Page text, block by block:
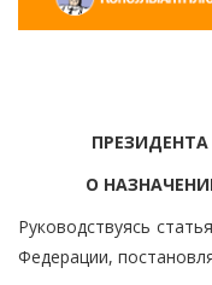
О
Руководствуясь
Федерации,